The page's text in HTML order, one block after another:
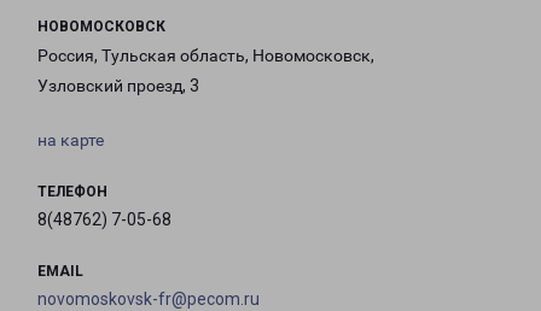
НОВОМОСКОВСК
Россия, Тульская область, Новомосковск,
Узловский проезд, 3
на карте
ТЕЛЕФОН
8(48762) 7-05-68
EMAIL
novomoskovsk-fr@pecom.ru